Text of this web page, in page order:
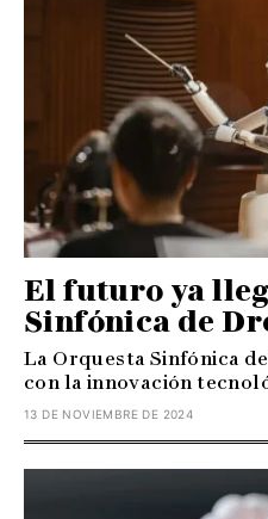
El futuro ya
Sinfónica de
La Orquesta Sinfónica
con la innovación
13 DE NOVIEMBRE DE 2024